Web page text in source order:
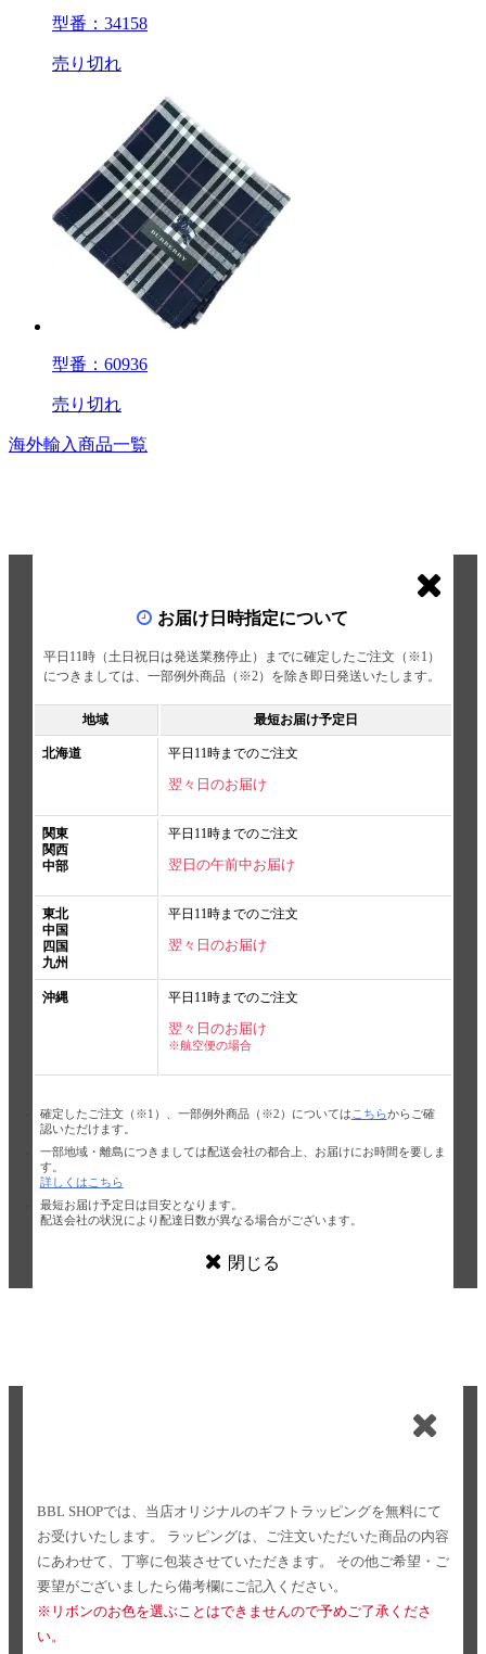
型番：34158
売り切れ
型番：60936
売り切れ
海外輸入商品一覧
お届け日時指定について
平日11時（土日祝日は発送業務停止）までに確定したご注文（※1）
につきましては、一部例外商品（※2）を除き即日発送いたします。
地域 最短お届け予定日
北海道 平日11時までのご注文
翌々日のお届け
関東
関西
中部
平日11時までのご注文
翌日の午前中お届け
東北
中国
四国
九州
平日11時までのご注文
翌々日のお届け
沖縄 平日11時までのご注文
翌々日のお届け
※航空便の場合
確定したご注文（※1）、一部例外商品（※2）については こちらからご確
認いただけます。
一部地域・離島につきましては配送会社の都合上、お届けにお時間を要しま
す。
詳しくはこちら
最短お届け予定日は目安となります。
配送会社の状況により配達日数が異なる場合がございます。
閉じる
BBL SHOPでは、当店オリジナルのギフトラッピングを無料にて
お受けいたします。
ラッピングは、ご注文いただいた商品の内容
にあわせて、丁寧に包装させていただきます。
その他ご希望・ご
要望がございましたら備考欄にご記入ください。
※リボンのお色を選ぶことはできませんので予めご了承くださ
い。